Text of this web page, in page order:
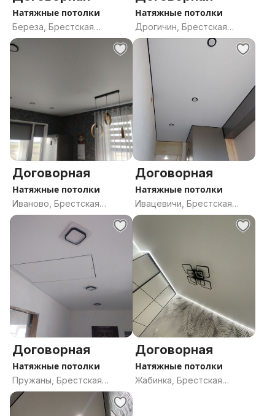
Натяжные потолки
Береза, Брестская
область
Натяжные потолки
Дрогичин, Брестская
область
Договорная
Натяжные потолки
Иваново, Брестская
область
Договорная
Натяжные потолки
Ивацевичи, Брестская
область
Договорная
Натяжные потолки
Пружаны, Брестская
область
Договорная
Натяжные потолки
Жабинка, Брестская